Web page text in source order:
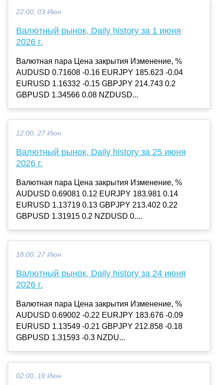
22:00, 03 Июн
Валютный рынок, Daily history за 1 июня
2026 г.
Валютная пара Цена закрытия Изменение, %
AUDUSD 0.71608 -0.16 EURJPY 185.623 -0.04
EURUSD 1.16332 -0.15 GBPJPY 214.743 0.2
GBPUSD 1.34566 0.08 NZDUSD...
12:00, 27 Июн
Валютный рынок, Daily history за 25 июня
2026 г.
Валютная пара Цена закрытия Изменение, %
AUDUSD 0.69081 0.12 EURJPY 183.981 0.14
EURUSD 1.13719 0.13 GBPJPY 213.402 0.22
GBPUSD 1.31915 0.2 NZDUSD 0....
18:00, 27 Июн
Валютный рынок, Daily history за 24 июня
2026 г.
Валютная пара Цена закрытия Изменение, %
AUDUSD 0.69002 -0.22 EURJPY 183.676 -0.09
EURUSD 1.13549 -0.21 GBPJPY 212.858 -0.18
GBPUSD 1.31593 -0.3 NZDU...
02:00, 10 Июн